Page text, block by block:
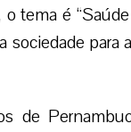
tema é
para
de